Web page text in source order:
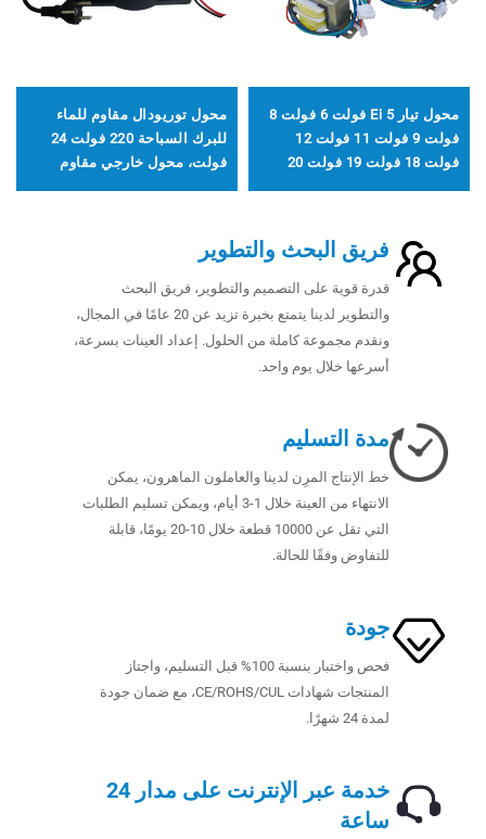
محول تيار Ei 5 فولت 6 فولت 8
فولت 9 فولت 11 فولت 12
فولت 18 فولت 19 فولت 20
محول توريودال مقاوم للماء
للبرك السباحة 220 فولت 24
فولت، محول خارجي مقاوم
فريق البحث والتطوير
قدرة قوية على التصميم والتطوير، فريق البحث
والتطوير لدينا يتمتع بخبرة تزيد عن 20 عامًا في المجال،
ونقدم مجموعة كاملة من الحلول. إعداد العينات بسرعة،
أسرعها خلال يوم واحد.
مدة التسليم
خط الإنتاج المرِن لدينا والعاملون الماهرون، يمكن
الانتهاء من العينة خلال 1-3 أيام، ويمكن تسليم الطلبات
التي تقل عن 10000 قطعة خلال 10-20 يومًا، قابلة
للتفاوض وفقًا للحالة.
جودة
فحص واختبار بنسبة 100% قبل التسليم، واجتاز
المنتجات شهادات CE/ROHS/CUL، مع ضمان جودة
لمدة 24 شهرًا.
خدمة عبر الإنترنت على مدار 24
ساعة